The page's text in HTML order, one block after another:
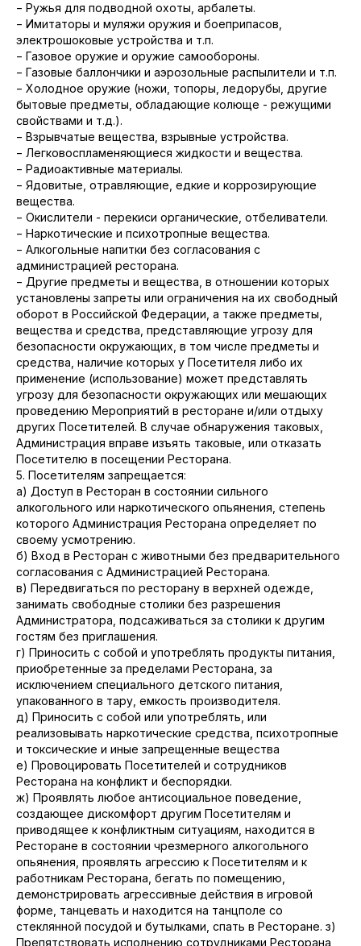
− Ружья для подводной охоты, арбалеты.
− Имитаторы и муляжи оружия и боеприпасов,
электрошоковые устройства и т.п.
− Газовое оружие и оружие самообороны.
− Газовые баллончики и аэрозольные распылители и т.п.
− Холодное оружие (ножи, топоры, ледорубы, другие
бытовые предметы, обладающие колюще - режущими
свойствами и т.д.).
− Взрывчатые вещества, взрывные устройства.
− Легковоспламеняющиеся жидкости и вещества.
− Радиоактивные материалы.
− Ядовитые, отравляющие, едкие и коррозирующие
вещества.
− Окислители - перекиси органические, отбеливатели.
− Наркотические и психотропные вещества.
− Алкогольные напитки без согласования с
администрацией ресторана.
− Другие предметы и вещества, в отношении которых
установлены запреты или ограничения на их свободный
оборот в Российской Федерации, а также предметы,
вещества и средства, представляющие угрозу для
безопасности окружающих, в том числе предметы и
средства, наличие которых у Посетителя либо их
применение (использование) может представлять
угрозу для безопасности окружающих или мешающих
проведению Мероприятий в ресторане и/или отдыху
других Посетителей. В случае обнаружения таковых,
Администрация вправе изъять таковые, или отказать
Посетителю в посещении Ресторана.
5. Посетителям запрещается:
а) Доступ в Ресторан в состоянии сильного
алкогольного или наркотического опьянения, степень
которого Администрация Ресторана определяет по
своему усмотрению.
б) Вход в Ресторан с животными без предварительного
согласования с Администрацией Ресторана.
в) Передвигаться по ресторану в верхней одежде,
занимать свободные столики без разрешения
Администратора, подсаживаться за столики к другим
гостям без приглашения.
г) Приносить с собой и употреблять продукты питания,
приобретенные за пределами Ресторана, за
исключением специального детского питания,
упакованного в тару, емкость производителя.
д) Приносить с собой или употреблять, или
реализовывать наркотические средства, психотропные
и токсические и иные запрещенные вещества
е) Провоцировать Посетителей и сотрудников
Ресторана на конфликт и беспорядки.
ж) Проявлять любое антисоциальное поведение,
создающее дискомфорт другим Посетителям и
приводящее к конфликтным ситуациям, находится в
Ресторане в состоянии чрезмерного алкогольного
опьянения, проявлять агрессию к Посетителям и к
работникам Ресторана, бегать по помещению,
демонстрировать агрессивные действия в игровой
форме, танцевать и находится на танцполе со
стеклянной посудой и бутылками, спать в Ресторане. з)
Препятствовать исполнению сотрудниками Ресторана